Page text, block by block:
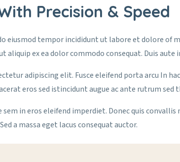
Precision & Speed
eiusmod tempor incididunt ut labore et dolore of
ex ea dolor commodo consequat. Duis aute
adipiscing elit. Fusce eleifend porta arcu In
eros sed istincidunt augue ac ante rutrum sed
in eros eleifend imperdiet. Donec quis
a massa eget lacus consequat auctor.